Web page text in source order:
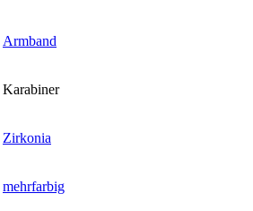
Armband
Karabiner
Zirkonia
mehrfarbig